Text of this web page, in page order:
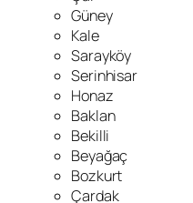
Güney
Kale
Sarayköy
Serinhisar
Honaz
Baklan
Bekilli
Beyağaç
Bozkurt
Çardak